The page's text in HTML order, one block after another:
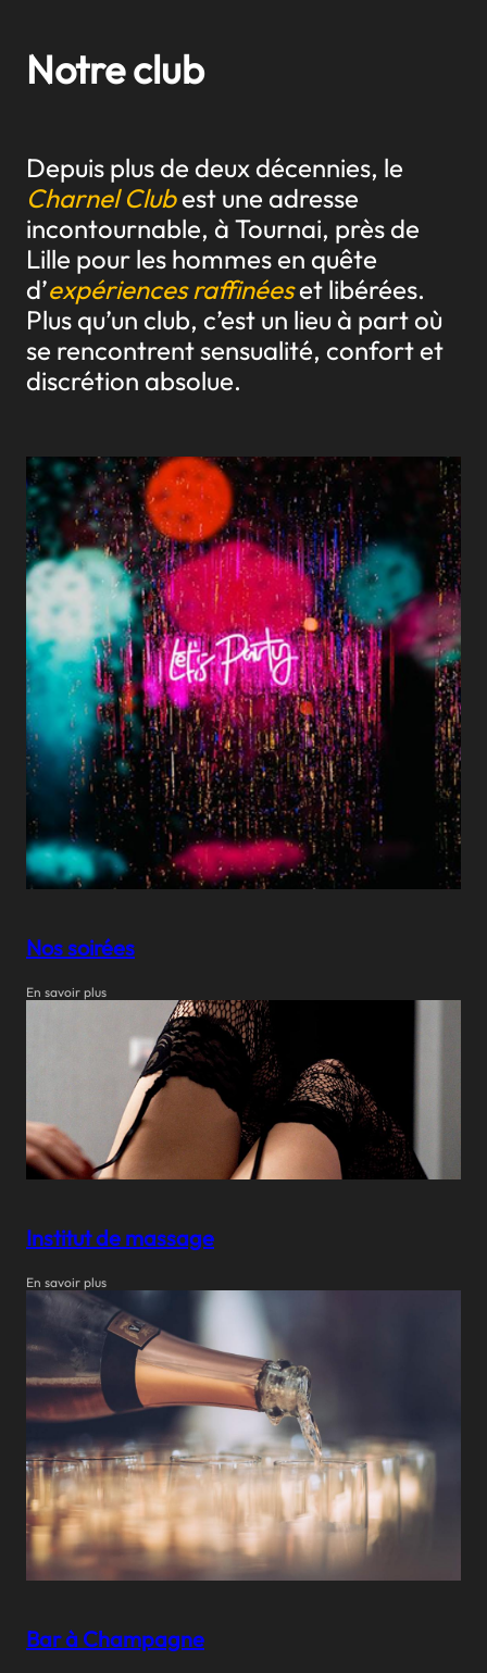
Notre club
Depuis plus de deux décennies, le
Charnel Clubest une adresse
incontournable, à Tournai, près de
Lille pour les hommes en quête
d’expériences raffinéeset libérées.
Plus qu’un club, c’est un lieu à part où
se rencontrent sensualité, confort et
discrétion absolue.
Nos soirées
En savoir plus
Institut de massage
En savoir plus
Bar à Champagne